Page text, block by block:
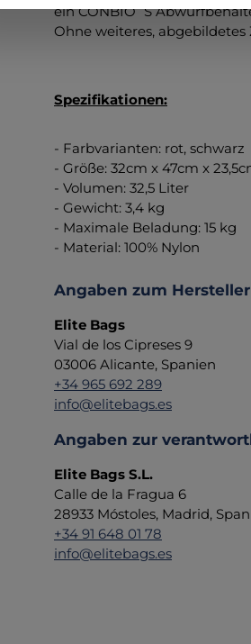
ein CONBIO´S
Ohne weiteres, abgebildetes
Spezifikationen:
- Farbvarianten: rot, schwarz
- Größe: 32cm x 47cm x
- Volumen: 32,5 Liter
- Gewicht: 3,4 kg
- Maximale Beladung: 15 kg
- Material: 100% Nylon
Angaben zum
Elite Bags
Vial de los Cipreses 9
03006 Alicante, Spanien
+34 965 692 289
info@elitebags.es
Angaben zur
Elite Bags S.L.
Calle de la Fragua 6
28933 Móstoles, Madrid,
+34 91 648 01 78
info@elitebags.es